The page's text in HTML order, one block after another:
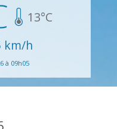
13°C
km/h
à 09h05